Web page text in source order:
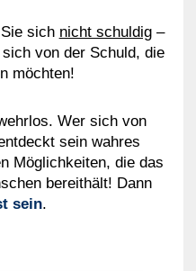
sich nicht schuldig–
von der Schuld, die
möchten!
Wer sich von
sein wahres
Möglichkeiten, die das
bereithält! Dann
sein.